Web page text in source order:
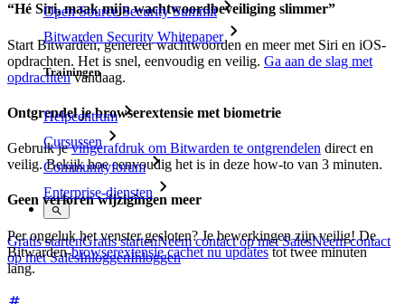
Open Source Security Summit
Bitwarden Security Whitepaper
Trainingen
Helpcentrum
Cursussen
Communityforum
Enterprise-diensten
Gratis startenGratis startenNeem contact op met SalesNeem contact
op met SalesInloggenInloggen
“Hé Siri, maak mijn wachtwoordbeveiliging slimmer”
Start Bitwarden, genereer wachtwoorden en meer met Siri en iOS-
opdrachten. Het is snel, eenvoudig en veilig. Ga aan de slag met
opdrachtenvandaag.
Ontgrendel je browserextensie met biometrie
Gebruik jevingerafdruk om Bitwarden te ontgrendelen direct en
veilig. Bekijk hoe eenvoudig het is in deze how-to van 3 minuten.
Geen verloren wijzigingen meer
Per ongeluk het venster gesloten? Je bewerkingen zijn veilig! De
Bitwarden-browserextensie cachet nu updatestot twee minuten
lang.